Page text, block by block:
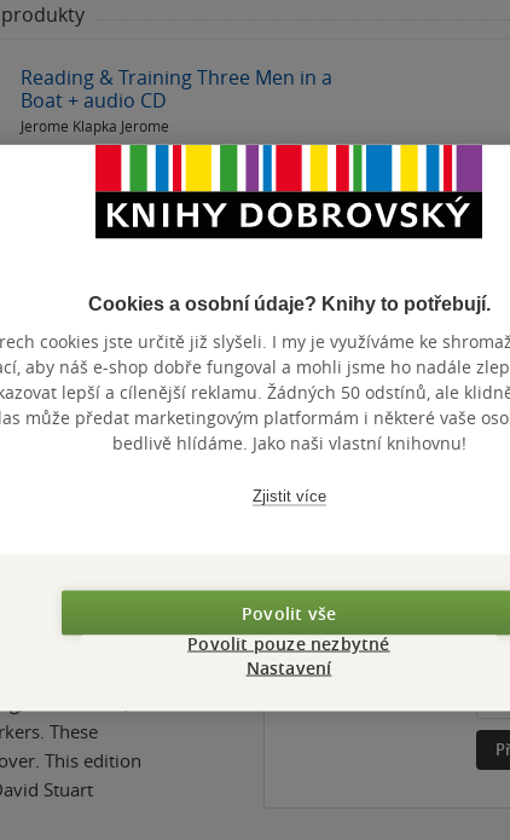
Reading & Training Three Men in a
Boat + audio CD
Jerome Klapka Jerome
měkká vazba
visí kletba a Jane Airová může být poslední
Janou Eyrovou plná magie, tajemství a
entertaining
clothbound,
These
This edition
Stuart
KATEGORIE
Cookies a osobní údaje? Knihy to potřebují.
cookies jste určitě již slyšeli. I my je využíváme ke
aby náš e-shop dobře fungoval a mohli jsme ho nadále
lepší a cílenější reklamu. Žádných 50 odstínů, ale
může předat marketingovým platformám i některé vaše
bedlivě hlídáme. Jako naši vlastní knihovnu!
Zjistit více
Povolit vše
Povolit pouze nezbytné
Nastavení